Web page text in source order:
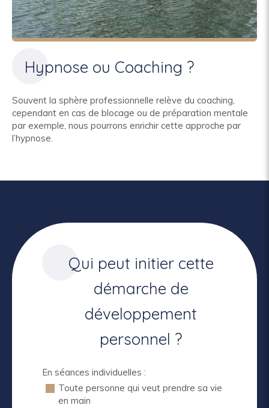
Hypnose ou Coaching ?
Souvent la sphère professionnelle relève du coaching,
cependant en cas de blocage ou de préparation mentale
par exemple, nous pourrons enrichir cette approche par
l’hypnose.
Qui peut initier cette
démarche de
développement
personnel ?
En séances individuelles :
Toute personne qui veut prendre sa vie
en main